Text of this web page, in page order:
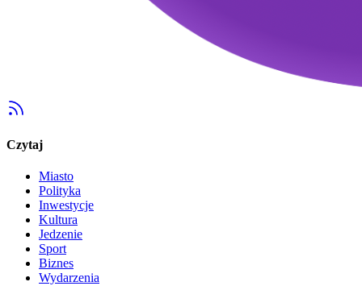
Czytaj
Miasto
Polityka
Inwestycje
Kultura
Jedzenie
Sport
Biznes
Wydarzenia